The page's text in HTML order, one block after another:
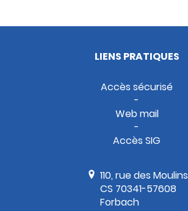
LIENS PRATIQUES
Accès sécurisé
Web mail
Accès SIG
110, rue des Moulins
CS 70341-57608
Forbach